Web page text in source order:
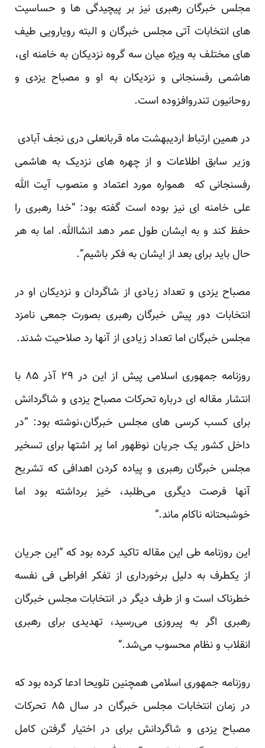
مجلس خبرگان رهبری نیز بر پیچیدگی ها و حساسیت
های انتخابات آتی مجلس خبرگان و البته رویارویی طیف
های مختلف به ویژه میان سه گروه نزدیکان به خامنه ای،
هاشمی رفسنجانی و نزدیکان به او و مصباح یزدی و
روحانیون تندروافزوده است.
در همین ارتباط اردیبهشت ماه قربانعلی دری نجف آبادی
وزیر سابق اطلاعات و از چهره های نزدیک به هاشمی
رفسنجانی که همواره مورد اعتماد و منصوب آیت الله
علی خامنه ای نیز بوده است گفته بود: “خدا رهبری را
حفظ کند و به ایشان طول عمر دهد انشاالله. اما به هر
حال باید برای بعد از ایشان به فکر باشیم”.
مصباح یزدی و تعداد زیادی از شاگردان و نزدیکان او در
انتخابات دور پیش خبرگان رهبری بصورت جمعی نامزد
مجلس خبرگان اما تعداد زیادی از آنها رد صلاحیت شدند.
روزنامه جمهوری اسلامی پیش از این در ۲۹ آذر ۸۵ با
انتشار مقاله ای درباره تحرکات مصباح یزدی و شاگردانش
برای کسب کرسی های مجلس خبرگان،نوشته بود: “در
داخل کشور یک جریان نوظهور اما پر اشتها برای تسخیر
مجلس خبرگان رهبری و پیاده کردن اهدافی که تشریح
آنها فرصت دیگری می‌طلبد، خیز برداشته بود اما
خوشبحتانه ناکام ماند.”
این روزنامه طی این مقاله تاکید کرده بود که “این جریان
از یکطرف به دلیل برخورداری از تفکر افراطی فی نفسه
خطرناک است و از طرف دیگر در انتخابات مجلس خبرگان
رهبری اگر به پیروزی می‌رسید، تهدیدی برای رهبری
انقلاب و نظام محسوب می‌شد.”
روزنامه جمهوری اسلامی همچنین تلویحا ادعا کرده بود که
در زمان انتخابات مجلس خبرگان در سال ۸۵ تحرکات
مصباح یزدی و شاگردانش برای در اختیار گرفتن کامل